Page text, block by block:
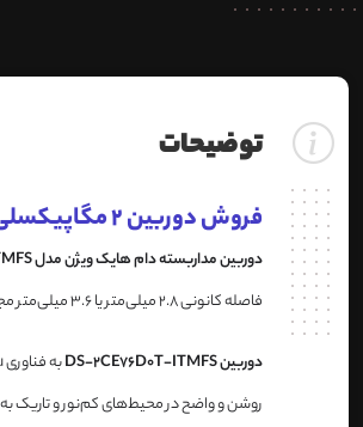
توضیحات
فروش دوربین 2 مگاپیکسلی هایک ویژن مدل DS-2CE76D0T-ITMFS
دوربین مداربسته دام هایک ویژن مدل DS-2CE76D0T-ITMFS
فاصله کانونی 2.8 میلی‌متر یا 3.6 میلی‌متر مجهز است، که به کاربران این امکان را می‌دهد تا زاویه دید مناسب و پوشش‌دهی مطلوبی برای نظارت بر نواحی مختلف انتخاب کنند.
دوربین DS-2CE76D0T-ITMFS
روشن و واضح در محیط‌های کم‌نور و تاریک به